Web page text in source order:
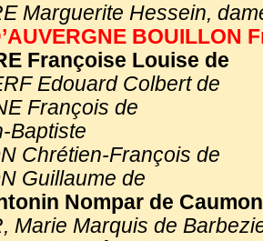
Marguerite Hessein,
BOUILLON
Françoise Louise de
Edouard Colbert de
François de
Baptiste
Chrétien-François de
Guillaume de
Nompar de
Marie Marquis de